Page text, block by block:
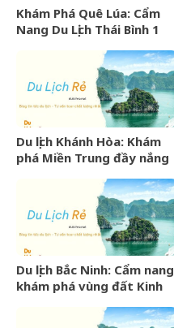
Khám Phá Quê Lúa: Cẩm
Nang Du Lịch Thái Bình 1
Du lịch Khánh Hòa: Khám
phá Miền Trung đầy nắng
Du lịch Bắc Ninh: Cẩm nang
khám phá vùng đất Kinh